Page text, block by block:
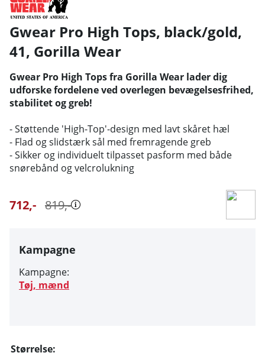
Gwear Pro High Tops, black/gold,
41, Gorilla Wear
Gwear Pro High Tops fra Gorilla Wear lader dig
udforske fordelene ved overlegen bevægelsesfrihed,
stabilitet og greb!
- Støttende 'High-Top'-design med lavt skåret hæl
- Flad og slidstærk sål med fremragende greb
- Sikker og individuelt tilpasset pasform med både
snørebånd og velcrolukning
819,-
712,-
Kampagne
Kampagne:
Tøj, mænd
Størrelse: